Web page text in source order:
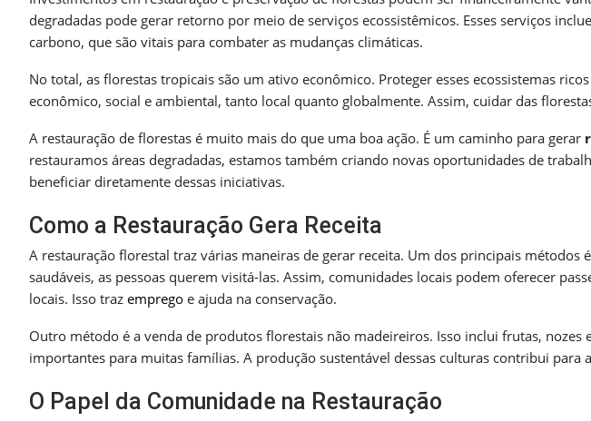
degradadas pode gerar retorno por meio de serviços ecossistêmicos. Esses serviços
carbono, que são vitais para combater as mudanças climáticas.
No total, as florestas tropicais são um ativo econômico. Proteger esses ecossistemas
econômico, social e ambiental, tanto local quanto globalmente. Assim, cuidar das
A restauração de florestas é muito mais do que uma boa ação. É um caminho para gerar
restauramos áreas degradadas, estamos também criando novas oportunidades de
beneficiar diretamente dessas iniciativas.
Como a Restauração Gera Receita
A restauração florestal traz várias maneiras de gerar receita. Um dos principais métodos
saudáveis, as pessoas querem visitá-las. Assim, comunidades locais podem oferecer
locais. Isso traz emprego e ajuda na conservação.
Outro método é a venda de produtos florestais não madeireiros. Isso inclui frutas, nozes
importantes para muitas famílias. A produção sustentável dessas culturas contribui para
O Papel da Comunidade na Restauração